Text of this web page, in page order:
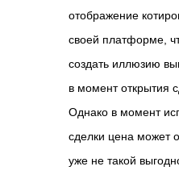
отображение
своей платформе,
создать иллюзию
в момент открытия
Однако в момент
сделки цена может
уже не такой